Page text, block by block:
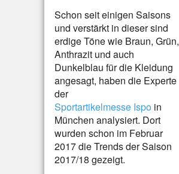
Schon seit einigen Saisons
und verstärkt in dieser sind
erdige Töne wie Braun, Grün,
Anthrazit und auch
Dunkelblau für die Kleidung
angesagt, haben die Experte
der
Sportartikelmesse Ispo in
München analysiert. Dort
wurden schon im Februar
2017 die Trends der Saison
2017/18 gezeigt.